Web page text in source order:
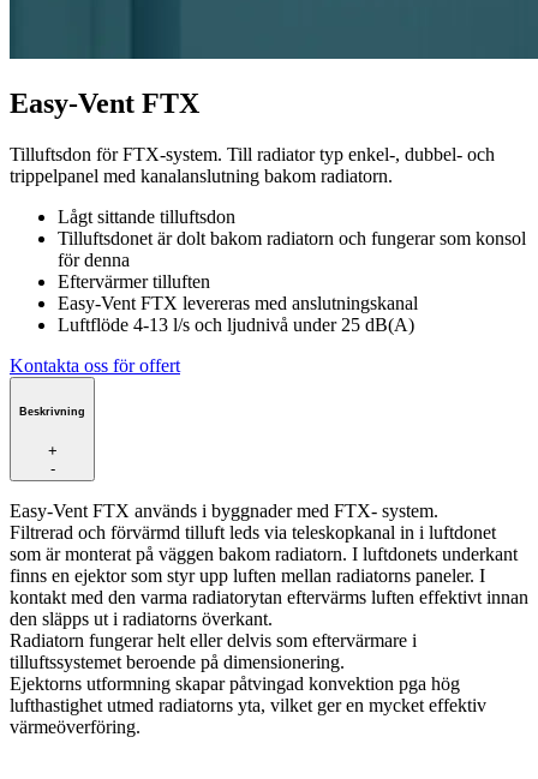
Easy-Vent FTX
Tilluftsdon för FTX-system. Till radiator typ enkel-, dubbel- och
trippelpanel med kanalanslutning bakom radiatorn.
Lågt sittande tilluftsdon
Tilluftsdonet är dolt bakom radiatorn och fungerar som konsol
för denna
Eftervärmer tilluften
Easy-Vent FTX levereras med anslutningskanal
Luftflöde 4-13 l/s och ljudnivå under 25 dB(A)
Kontakta oss för offert
Beskrivning
+
-
Easy-Vent FTX används i byggnader med FTX- system.
Filtrerad och förvärmd tilluft leds via teleskopkanal in i luftdonet
som är monterat på väggen bakom radiatorn. I luftdonets underkant
finns en ejektor som styr upp luften mellan radiatorns paneler. I
kontakt med den varma radiatorytan eftervärms luften effektivt innan
den släpps ut i radiatorns överkant.
Radiatorn fungerar helt eller delvis som eftervärmare i
tilluftssystemet beroende på dimensionering.
Ejektorns utformning skapar påtvingad konvektion pga hög
lufthastighet utmed radiatorns yta, vilket ger en mycket effektiv
värmeöverföring.